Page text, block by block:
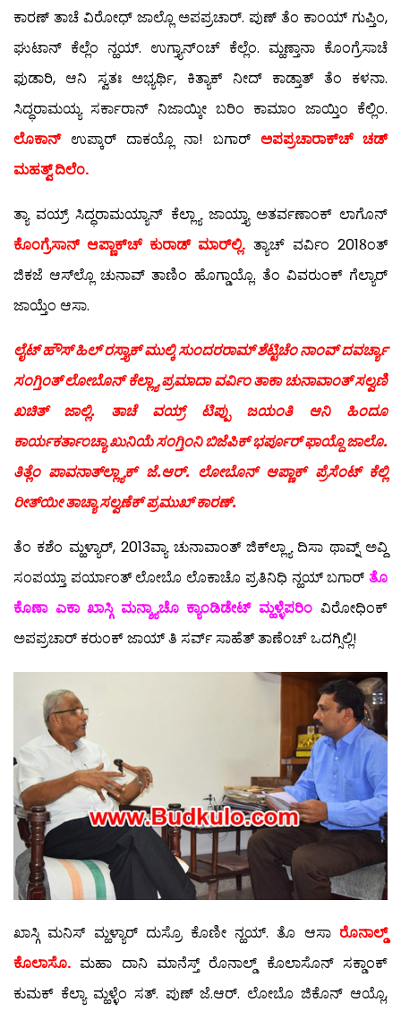
ಕಾರಣ್ ತಾಚೆ ವಿರೋಧ್ ಜಾಲ್ಲೊ ಅಪಪ್ರಚಾರ್. ಪುಣ್ ತೆಂ ಕಾಂಯ್ ಗುಪ್ತಿಂ,
ಘುಟಾನ್ ಕೆಲ್ಲೆಂ ನ್ಹಯ್. ಉಗ್ತ್ಯಾನ್‍ಂಚ್ ಕೆಲ್ಲೆಂ. ಮ್ಹಣ್ತಾನಾ ಕೊಂಗ್ರೆಸಾಚೆ
ಫುಡಾರಿ, ಆನಿ ಸ್ವತಃ ಅಭ್ಯರ್ಥಿ, ಕಿತ್ಯಾಕ್ ನೀದ್ ಕಾಡ್ತಾತ್ ತೆಂ ಕಳನಾ.
ಸಿದ್ಧರಾಮಯ್ಯ ಸರ್ಕಾರಾನ್ ನಿಜಾಯ್ಕೀ ಬರಿಂ ಕಾಮಾಂ ಜಾಯ್ತಿಂ ಕೆಲ್ಲಿಂ.
ಲೊಕಾನ್ಉಪ್ಕಾರ್ ದಾಕಯ್ಲೊ ನಾ! ಬಗಾರ್ ಅಪಪ್ರಚಾರಾಕ್‍ಚ್ ಚಡ್
ಮಹತ್ವ್ ದಿಲೆಂ.
ತ್ಯಾ ವಯ್ರ್ ಸಿದ್ಧರಾಮಯ್ಯಾನ್ ಕೆಲ್ಲ್ಯಾ ಜಾಯ್ತ್ಯಾ ಅತರ್ವಣಾಂಕ್ ಲಾಗೊನ್
ಕೊಂಗ್ರೆಸಾನ್ ಆಪ್ಣಾಕ್‍ಚ್ ಕುರಾಡ್ ಮಾರ್‌ಲ್ಲಿ. ತ್ಯಾಚ್ ವರ್ವಿಂ 2018ಂತ್
ಜಿಕಜೆ ಆಸ್‍ಲ್ಲೊ ಚುನಾವ್ ತಾಣಿಂ ಹೊಗ್ಡಾಯ್ಲೊ. ತೆಂ ವಿವರುಂಕ್ ಗೆಲ್ಯಾರ್
ಜಾಯ್ತೆಂ ಆಸಾ.
ಲೈಟ್ ಹೌಸ್ ಹಿಲ್ ರಸ್ತ್ಯಾಕ್ ಮುಲ್ಕಿ ಸುಂದರರಾಮ್ ಶೆಟ್ಟಿಚೆಂ ನಾಂವ್ ದವರ್ಚ್ಯಾ
ಸಂಗ್ತಿಂತ್ ಲೋಬೊನ್ ಕೆಲ್ಲ್ಯಾ ಪ್ರಮಾದಾ ವರ್ವಿಂ ತಾಕಾ ಚುನಾವಾಂತ್ ಸಲ್ವಣಿ
ಖಚಿತ್ ಜಾಲ್ಲಿ. ತಾಚೆ ವಯ್ರ್ ಟಿಪ್ಪು ಜಯಂತಿ ಆನಿ ಹಿಂದೂ
ಕಾರ್ಯಕರ್ತಾಂಚ್ಯಾ ಖುನಿಯೆ ಸಂಗ್ತಿಂನಿ ಬಿಜೆಪಿಕ್ ಭರ್ಪೂರ್ ಫಾಯ್ದೊ ಜಾಲೊ.
ತಿತ್ಲೆಂ ಪಾವನಾತ್‍ಲ್ಲ್ಯಾಕ್ ಜೆ.ಆರ್. ಲೋಬೊನ್ ಆಪ್ಣಾಕ್ ಪ್ರೆಸೆಂಟ್ ಕೆಲ್ಲಿ
ರೀತ್‍ಯೀ ತಾಚ್ಯಾ ಸಲ್ವಣೆಕ್ ಪ್ರಮುಖ್ ಕಾರಣ್.
ತೆಂ ಕಶೆಂ ಮ್ಹಳ್ಯಾರ್, 2013ವ್ಯಾ ಚುನಾವಾಂತ್ ಜಿಕ್‍ಲ್ಲ್ಯಾ ದಿಸಾ ಥಾವ್ನ್ ಅವ್ದಿ
ಸಂಪಯ್ತಾ ಪರ್ಯಾಂತ್ ಲೋಬೊ ಲೊಕಾಚೊ ಪ್ರತಿನಿಧಿ ನ್ಹಯ್ ಬಗಾರ್ ತೊ
ಕೊಣಾ ಎಕಾ ಖಾಸ್ಗಿ ಮನ್ಶ್ಯಾಚೊ ಕ್ಯಾಂಡಿಡೇಟ್ ಮ್ಹಳ್ಳೆಪರಿಂವಿರೋಧಿಂಕ್
ಅಪಪ್ರಚಾರ್ ಕರುಂಕ್ ಜಾಯ್ ತಿ ಸರ್ವ್ ಸಾಹೆತ್ ತಾಣೆಂಚ್ ಒದಗ್ಸಿಲ್ಲಿ!
ಖಾಸ್ಗಿ ಮನಿಸ್ ಮ್ಹಳ್ಯಾರ್ ದುಸ್ರೊ ಕೊಣೀ ನ್ಹಯ್. ತೊ ಆಸಾ ರೊನಾಲ್ಡ್
ಕೊಲಾಸೊ. ಮಹಾ ದಾನಿ ಮಾನೆಸ್ತ್ ರೊನಾಲ್ಡ್ ಕೊಲಾಸೊನ್ ಸಕ್ಡಾಂಕ್
ಕುಮಕ್ ಕೆಲ್ಯಾ ಮ್ಹಳ್ಳೆಂ ಸತ್. ಪುಣ್ ಜೆ.ಆರ್. ಲೋಬೊ ಜಿಕೊನ್ ಆಯ್ಲೊ,